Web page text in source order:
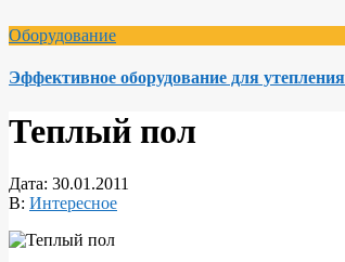
Оборудование
Эффективное оборудование для
Теплый пол
Дата: 30.01.2011
В: Интересное